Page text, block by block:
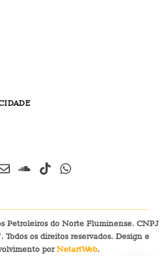
Petroleiros do Norte Fluminense. CNPJ
Todos os direitos reservados. Design e
porNetartWeb.